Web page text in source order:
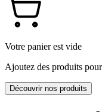
Votre panier est vide
Ajoutez des produits
Découvrir nos produits